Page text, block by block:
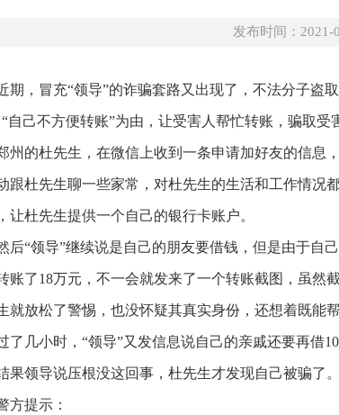
发布时间：2021-
期，冒充“领导”的诈骗套路又出现了，不法分子盗
自己不方便转账”为由，让受害人帮忙转账，骗取受
州的杜先生，在微信上收到一条申请加好友的信息
跟杜先生聊一些家常，对杜先生的生活和工作情况
让杜先生提供一个自己的银行卡账户。
后“领导”继续说是自己的朋友要借钱，但是由于自
账了18万元，不一会就发来了一个转账截图，虽然
就放松了警惕，也没怀疑其真实身份，还想着既能
了几小时，“领导”又发信息说自己的亲戚还要再借
果领导说压根没这回事，杜先生才发现自己被骗了。
方提示：